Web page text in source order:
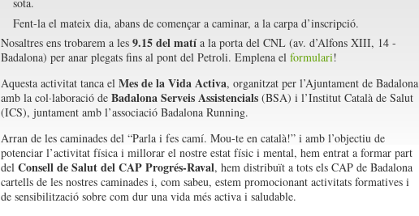
Fent-la el mateix dia, abans de començar a caminar, a la carpa d’inscripció.
Nosaltres ens trobarem a les 9.15 del matía la porta del CNL (av. d’Alfons XIII, 14 -
Badalona) per anar plegats fins al pont del Petroli. Emplena el formulari!
Aquesta activitat tanca el Mes de la Vida Activa, organitzat per l’Ajuntament de Badalona
amb la col·laboració de Badalona Serveis Assistencials(BSA) i l’Institut Català de Salut
(ICS), juntament amb l’associació Badalona Running.
Arran de les caminades del “Parla i fes camí. Mou-te en català!” i amb l’objectiu de
potenciar l’activitat física i millorar el nostre estat físic i mental, hem entrat a formar part
del Consell de Salut del CAP Progrés-Raval, hem distribuït a tots els CAP de Badalona
cartells de les nostres caminades i, com sabeu, estem promocionant activitats formatives i
de sensibilització sobre com dur una vida més activa i saludable.